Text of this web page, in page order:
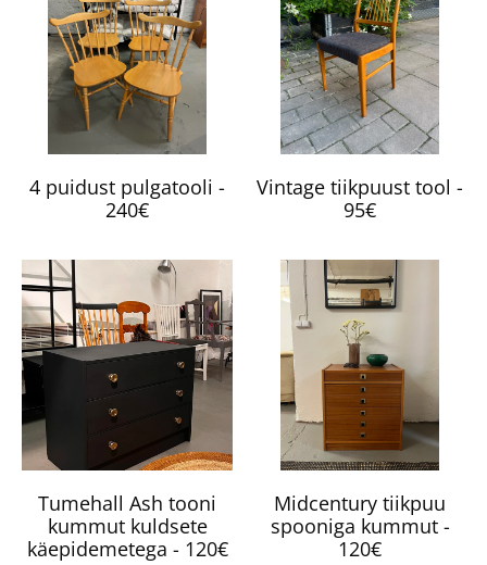
4 puidust pulgatooli -
240€
Vintage tiikpuust tool -
95€
Tumehall Ash tooni
kummut kuldsete
käepidemetega - 120€
Midcentury tiikpuu
spooniga kummut -
120€